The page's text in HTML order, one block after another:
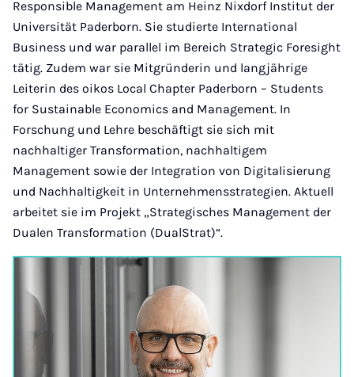
Responsible Management am Heinz Nixdorf Institut der
Universität Paderborn. Sie studierte International
Business und war parallel im Bereich Strategic Foresight
tätig. Zudem war sie Mitgründerin und langjährige
Leiterin des oikos Local Chapter Paderborn – Students
for Sustainable Economics and Management. In
Forschung und Lehre beschäftigt sie sich mit
nachhaltiger Transformation, nachhaltigem
Management sowie der Integration von Digitalisierung
und Nachhaltigkeit in Unternehmensstrategien. Aktuell
arbeitet sie im Projekt „Strategisches Management der
Dualen Transformation (DualStrat)“.